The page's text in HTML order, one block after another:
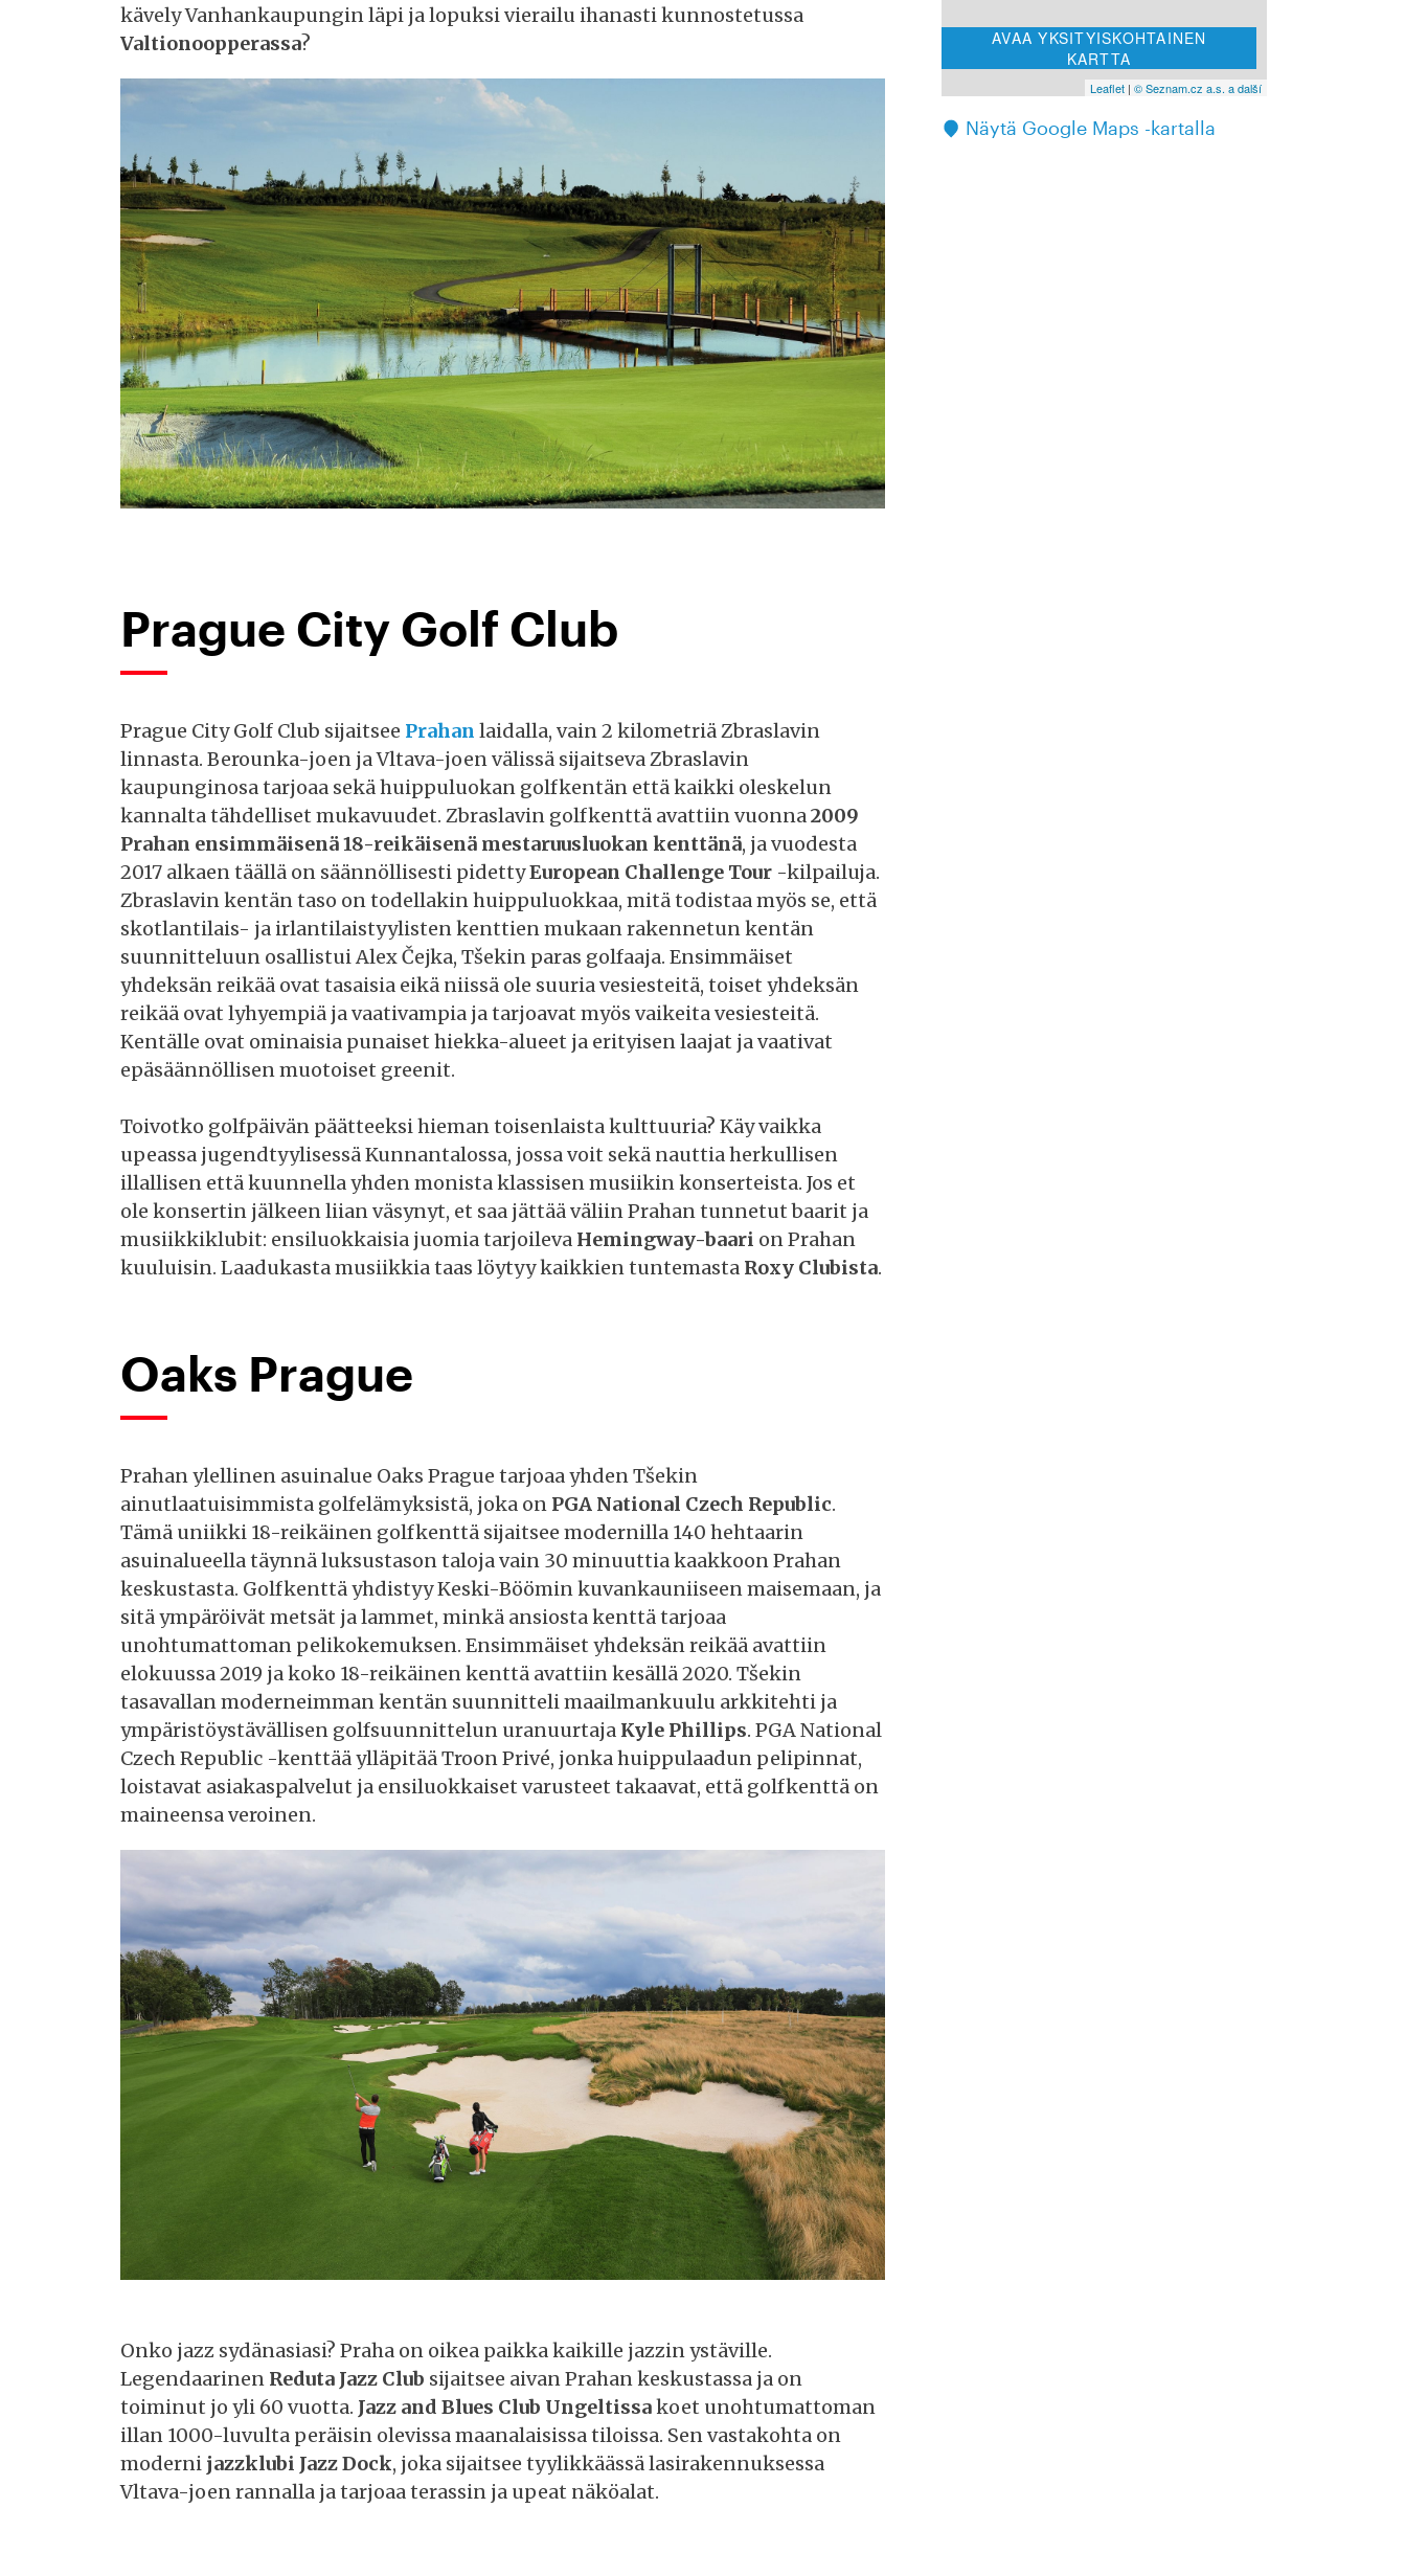
kävely Vanhankaupungin läpi ja lopuksi vierailu ihanasti kunnostetussa
Valtionoopperassa?
Prague City Golf Club
Prague City Golf Club sijaitsee Prahan laidalla, vain 2 kilometriä Zbraslavin
linnasta. Berounka-joen ja Vltava-joen välissä sijaitseva Zbraslavin
kaupunginosa tarjoaa sekä huippuluokan golfkentän että kaikki oleskelun
kannalta tähdelliset mukavuudet. Zbraslavin golfkenttä avattiin vuonna2009
Prahan ensimmäisenä 18-reikäisenä mestaruusluokan kenttänä, ja vuodesta
2017 alkaen täällä on säännöllisesti pidettyEuropean Challenge Tour -kilpailuja.
Zbraslavin kentän taso on todellakin huippuluokkaa, mitä todistaa myös se, että
skotlantilais- ja irlantilaistyylisten kenttien mukaan rakennetun kentän
suunnitteluun osallistui Alex Čejka, Tšekin paras golfaaja. Ensimmäiset
yhdeksän reikää ovat tasaisia eikä niissä ole suuria vesiesteitä, toiset yhdeksän
reikää ovat lyhyempiä ja vaativampia ja tarjoavat myös vaikeita vesiesteitä.
Kentälle ovat ominaisia punaiset hiekka-alueet ja erityisen laajat ja vaativat
epäsäännöllisen muotoiset greenit.
Toivotko golfpäivän päätteeksi hieman toisenlaista kulttuuria? Käy vaikka
upeassa jugendtyylisessä Kunnantalossa, jossa voit sekä nauttia herkullisen
illallisen että kuunnella yhden monista klassisen musiikin konserteista. Jos et
ole konsertin jälkeen liian väsynyt, et saa jättää väliin Prahan tunnetut baarit ja
musiikkiklubit: ensiluokkaisia juomia tarjoileva Hemingway-baari on Prahan
kuuluisin. Laadukasta musiikkia taas löytyy kaikkien tuntemasta Roxy Clubista.
Oaks Prague
Prahan ylellinen asuinalue Oaks Prague tarjoaa yhden Tšekin
ainutlaatuisimmista golfelämyksistä, joka on PGA National Czech Republic.
Tämä uniikki 18-reikäinen golfkenttä sijaitsee modernilla 140 hehtaarin
asuinalueella täynnä luksustason taloja vain 30 minuuttia kaakkoon Prahan
keskustasta. Golfkenttä yhdistyy Keski-Böömin kuvankauniiseen maisemaan, ja
sitä ympäröivät metsät ja lammet, minkä ansiosta kenttä tarjoaa
unohtumattoman pelikokemuksen. Ensimmäiset yhdeksän reikää avattiin
elokuussa 2019 ja koko 18-reikäinen kenttä avattiin kesällä 2020. Tšekin
tasavallan moderneimman kentän suunnitteli maailmankuulu arkkitehti ja
ympäristöystävällisen golfsuunnittelun uranuurtaja Kyle Phillips. PGA National
Czech Republic -kenttää ylläpitää Troon Privé, jonka huippulaadun pelipinnat,
loistavat asiakaspalvelut ja ensiluokkaiset varusteet takaavat, että golfkenttä on
maineensa veroinen.
Onko jazz sydänasiasi? Praha on oikea paikka kaikille jazzin ystäville.
Legendaarinen Reduta Jazz Club sijaitsee aivan Prahan keskustassa ja on
toiminut jo yli 60 vuotta. Jazz and Blues Club Ungeltissakoet unohtumattoman
illan 1000-luvulta peräisin olevissa maanalaisissa tiloissa. Sen vastakohta on
moderni jazzklubi Jazz Dock, joka sijaitsee tyylikkäässä lasirakennuksessa
Vltava-joen rannalla ja tarjoaa terassin ja upeat näköalat.
AVAA YKSITYISKOHTAINEN
KARTTA
Leaflet| © Seznam.cz a.s. a další
Näytä Google Maps -kartalla